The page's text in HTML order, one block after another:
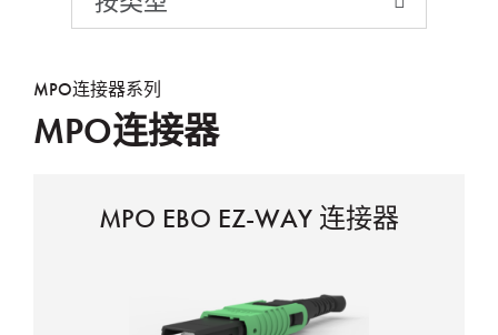
MPO连接器系列
MPO连接器
MPO EBO EZ-WAY 连接器